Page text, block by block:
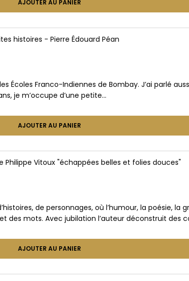
AJOUTER AU PANIER
Écoles Franco-Indiennes de Bombay. J’ai parlé
je m’occupe d’une petite…
AJOUTER AU PANIER
de personnages, où l’humour, la poésie, la
des mots. Avec jubilation l’auteur déconstruit des
AJOUTER AU PANIER